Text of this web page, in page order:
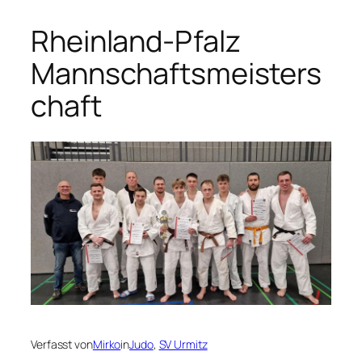
Rheinland-Pfalz
Mannschaftsmeisters
chaft
Verfasst vonMirkoinJudo, SV Urmitz